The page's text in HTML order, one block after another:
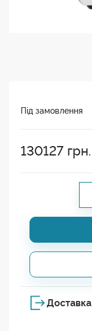
Під замовлення
130127 грн.
Доставка